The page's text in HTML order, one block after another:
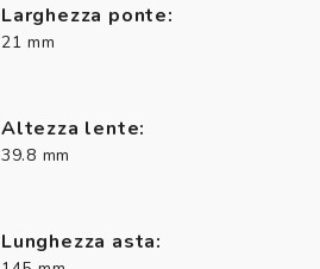
Larghezza ponte:
21 mm
Altezza lente:
39.8 mm
Lunghezza asta: